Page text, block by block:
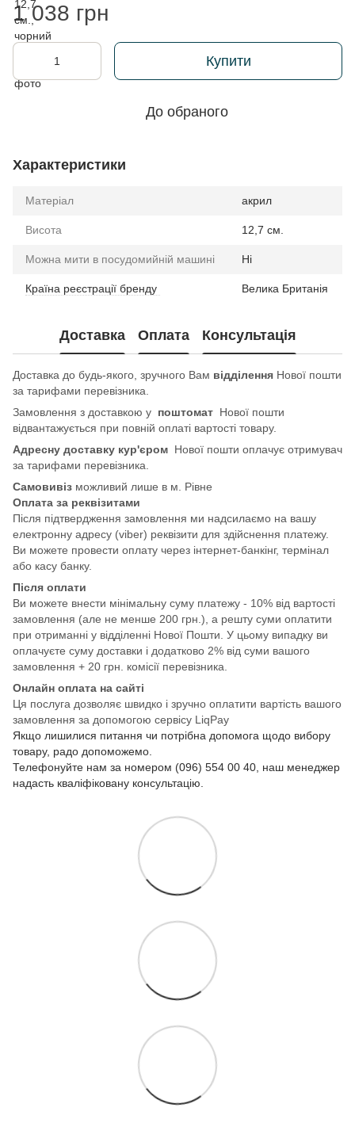
1 038 грн
Купити
До обраного
Характеристики
Матеріал акрил
Висота 12,7 см.
Можна мити в посудомийній машині Ні
Країна реєстрації бренду Велика Британія
Доставка Оплата Консультація
Доставка до будь-якого, зручного Вам відділення Нової пошти
за тарифами перевізника.
Замовлення з доставкою у поштомат Нової пошти
відвантажується при повній оплаті вартості товару.
Адресну доставку кур'єром Нової пошти оплачує отримувач
за тарифами перевізника.
Самовивіз можливий лише в м. Рівне
Оплата за реквізитами
Після підтвердження замовлення ми надсилаємо на вашу
електронну адресу (viber) реквізити для здійснення платежу.
Ви можете провести оплату через інтернет-банкінг, термінал
або касу банку.
Після оплати
Ви можете внести мінімальну суму платежу - 10% від вартості
замовлення (але не менше 200 грн.), а решту суми оплатити
при отриманні у відділенні Нової Пошти. У цьому випадку ви
оплачуєте суму доставки і додатково 2% від суми вашого
замовлення + 20 грн. комісії перевізника.
Онлайн оплата на сайті
Ця послуга дозволяє швидко і зручно оплатити вартість вашого
замовлення за допомогою сервісу LiqPay
Якщо лишилися питання чи потрібна допомога щодо вибору
товару, радо допоможемо.
Телефонуйте нам за номером (096) 554 00 40, наш менеджер
надасть кваліфіковану консультацію.